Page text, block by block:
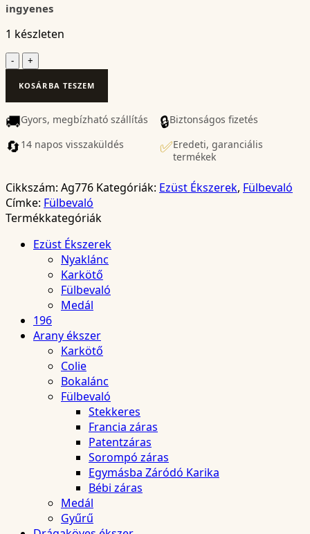
ingyenes
1 készleten
Ezüst
–
Ag776
mennyiség
KOSÁRBA TESZEM
🚚Gyors, megbízható szállítás 🔒Biztonságos fizetés
🔄14 napos visszaküldés ✅Eredeti, garanciális
termékek
Cikkszám: Ag776 Kategóriák: Ezüst Ékszerek, Fülbevaló
Címke: Fülbevaló
Termékkategóriák
Ezüst Ékszerek
Nyaklánc
Karkötő
Fülbevaló
Medál
196
Arany ékszer
Karkötő
Colie
Bokalánc
Fülbevaló
Stekkeres
Francia záras
Patentzáras
Sorompó záras
Egymásba Záródó Karika
Bébi záras
Medál
Gyűrű